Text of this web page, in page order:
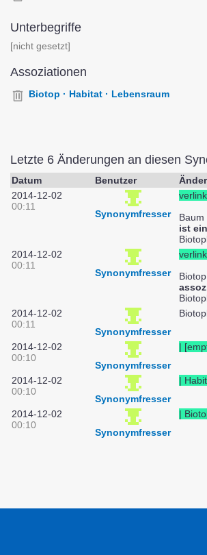
Unterbegriffe
[nicht gesetzt]
Assoziationen
Biotop · Habitat · Lebensraum
Letzte 6 Änderungen an diesen
Datum Benutzer
2014-12-02
00:11
Synonymfresser
Baum
ist
2014-12-02
00:11
Synonymfresser
2014-12-02
00:11
Synonymfresser
2014-12-02
00:10
Synonymfresser
|
2014-12-02
00:10
Synonymfresser
|
2014-12-02
00:10
Synonymfresser
|